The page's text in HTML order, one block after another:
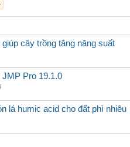
cây trồng tăng năng suất
Pro 19.1.0
lá humic acid cho đất phì nhiêu